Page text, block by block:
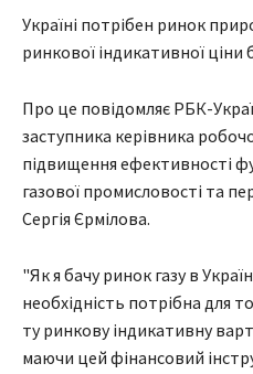
Україні потрібен ринок
ринкової індикативної ціни
Про це повідомляє РБК-
заступника керівника
підвищення ефективності
газової промисловості та
Сергія Єрмілова.
"Як я бачу ринок газу в
необхідність потрібна для
ту ринкову індикативну
маючи цей фінансовий